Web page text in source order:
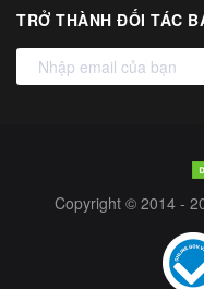
TRỞ THÀNH ĐỐI TÁC
Copyright © 2014 -